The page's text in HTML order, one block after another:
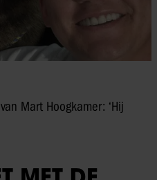
Mart Hoogkamer: ‘Hij